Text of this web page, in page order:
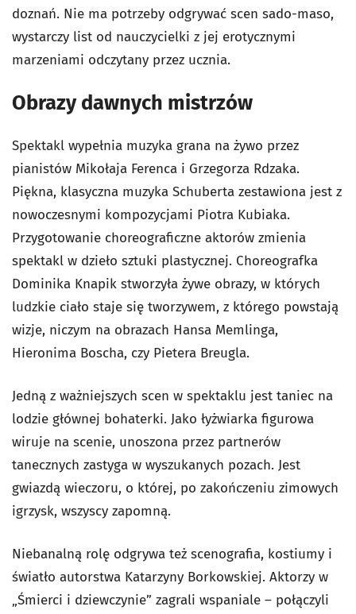
doznań. Nie ma potrzeby odgrywać scen sado-maso,
wystarczy list od nauczycielki z jej erotycznymi
marzeniami odczytany przez ucznia.
Obrazy dawnych mistrzów
Spektakl wypełnia muzyka grana na żywo przez
pianistów Mikołaja Ferenca i Grzegorza Rdzaka.
Piękna, klasyczna muzyka Schuberta zestawiona jest z
nowoczesnymi kompozycjami Piotra Kubiaka.
Przygotowanie choreograficzne aktorów zmienia
spektakl w dzieło sztuki plastycznej. Choreografka
Dominika Knapik stworzyła żywe obrazy, w których
ludzkie ciało staje się tworzywem, z którego powstają
wizje, niczym na obrazach Hansa Memlinga,
Hieronima Boscha, czy Pietera Breugla.
Jedną z ważniejszych scen w spektaklu jest taniec na
lodzie głównej bohaterki. Jako łyżwiarka figurowa
wiruje na scenie, unoszona przez partnerów
tanecznych zastyga w wyszukanych pozach. Jest
gwiazdą wieczoru, o której, po zakończeniu zimowych
igrzysk, wszyscy zapomną.
Niebanalną rolę odgrywa też scenografia, kostiumy i
światło autorstwa Katarzyny Borkowskiej. Aktorzy w
„Śmierci i dziewczynie” zagrali wspaniale – połączyli